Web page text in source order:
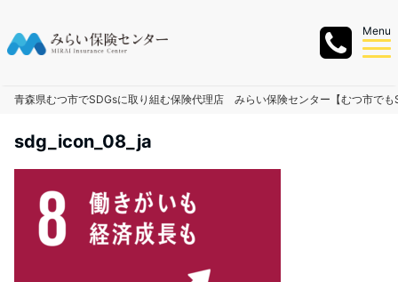
Menu
青森県むつ市でSDGsに取り組む保険代理店 みらい保険センター【むつ市でも
sdg_icon_08_ja